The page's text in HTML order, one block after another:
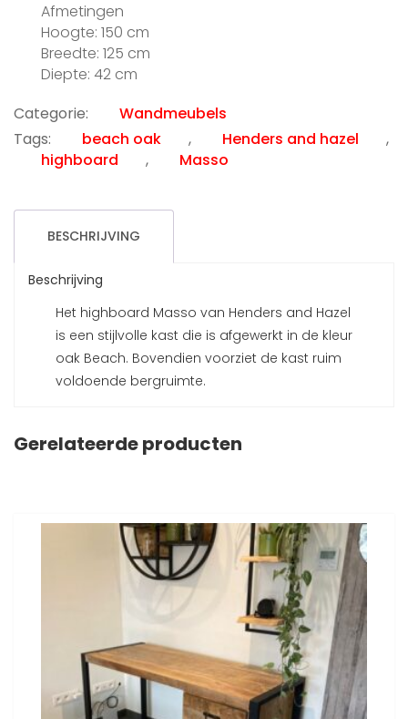
was:
€1,499.00.
Afmetingen
Hoogte: 150 cm
Breedte: 125 cm
Diepte: 42 cm
Categorie:
Wandmeubels
Tags:
beach oak , Henders and hazel
,
highboard
, Masso
BESCHRIJVING
Beschrijving
Het highboard Masso van Henders and Hazel
is een stijlvolle kast die is afgewerkt in de kleur
oak Beach. Bovendien voorziet de kast ruim
voldoende bergruimte.
Gerelateerde producten